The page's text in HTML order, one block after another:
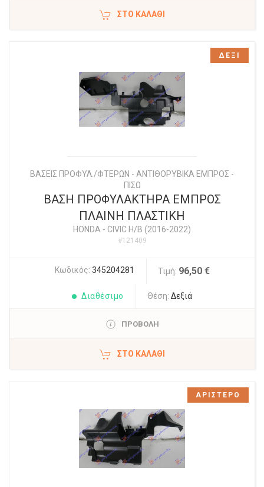
ΣΤΟ ΚΑΛΆΘΙ
ΒΑΣΕΙΣ ΠΡΟΦΥΛ./ΦΤΕΡΩΝ - ΑΝΤΙΘΟΡΥΒΙΚΑ ΕΜΠΡΟΣ -
ΠΙΣΩ
ΒΑΣΗ ΠΡΟΦΥΛΑΚΤΗΡΑ ΕΜΠΡΟΣ
ΠΛΑΙΝΗ ΠΛΑΣΤΙΚΗ
HONDA - CIVIC H/B (2016-2022)
#121409
Κωδικός: 345204281 Τιμή: 96,50 €
Διαθέσιμο Θέση: Δεξιά
ΠΡΟΒΟΛΗ
ΣΤΟ ΚΑΛΆΘΙ
ΔΕΞΙ
ΑΡΙΣΤΕΡΟ